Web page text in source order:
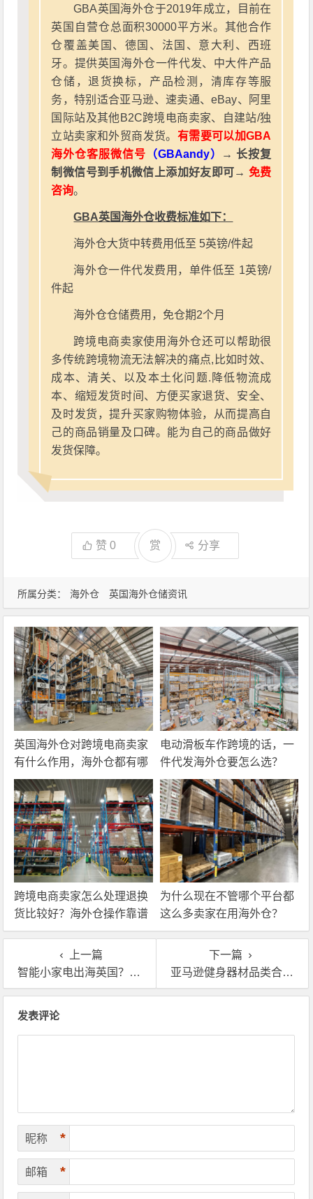
所属分类： 海外仓 英国海外仓储资讯
GBA英国海外仓于2019年成立，目前在
英国自营仓总面积30000平方米。其他合作
仓覆盖美国、德国、法国、意大利、西班
牙。提供英国海外仓一件代发、中大件产品
仓储，退货换标，产品检测，清库存等服
务，特别适合亚马逊、速卖通、eBay、阿里
国际站及其他B2C跨境电商卖家、自建站/独
立站卖家和外贸商发货。 有需要可以加GBA
海外仓客服微信号 （GBAandy）
→ 长按复
制微信号到手机微信上添加好友即可→ 免费
咨询。
GBA英国海外仓收费标准如下：
海外仓大货中转费用低至 5英镑/件起
海外仓一件代发费用，单件低至 1英镑/
件起
海外仓仓储费用，免仓期2个月
跨境电商卖家使用海外仓还可以帮助很
多传统跨境物流无法解决的痛点,比如时效、
成本、清关、以及本土化问题.降低物流成
本、缩短发货时间、方便买家退货、安全、
及时发货，提升买家购物体验，从而提高自
己的商品销量及口碑。能为自己的商品做好
发货保障。
赞0 赏 分享
英国海外仓对跨境电商卖家
有什么作用，海外仓都有哪
些核心服务？
电动滑板车作跨境的话，一
件代发海外仓要怎么选？
跨境电商卖家怎么处理退换
货比较好？海外仓操作靠谱
吗？
为什么现在不管哪个平台都
这么多卖家在用海外仓？
上一篇
智能小家电出海英国？第三方自营海外助力发货！
下一篇
亚马逊健身器材品类合作海外仓一件代发时要如何操作
发表评论
昵称 *
邮箱 *